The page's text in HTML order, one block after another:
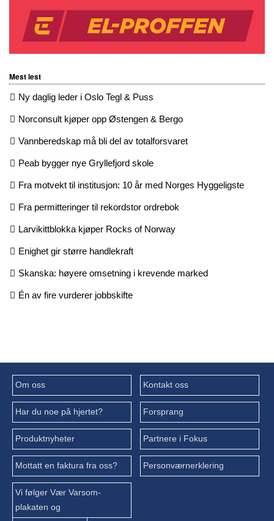
Mest lest
Ny daglig leder i Oslo Tegl & Puss
Norconsult kjøper opp Østengen & Bergo
Vannberedskap må bli del av totalforsvaret
Peab bygger nye Gryllefjord skole
Fra motvekt til institusjon: 10 år med Norges Hyggeligste
Fra permitteringer til rekordstor ordrebok
Larvikittblokka kjøper Rocks of Norway
Enighet gir større handlekraft
Skanska: høyere omsetning i krevende marked
Én av fire vurderer jobbskifte
Om oss Kontakt oss
Har du noe på hjertet? Forsprang
Produktnyheter Partnere i Fokus
Mottatt en faktura fra oss? Personværnerklering
Vi følger Vær Varsom-
plakaten og